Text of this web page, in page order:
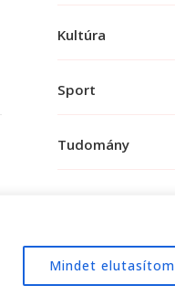
Mindet elutasítom
Kultúra
Sport
Tudomány
WordPress.